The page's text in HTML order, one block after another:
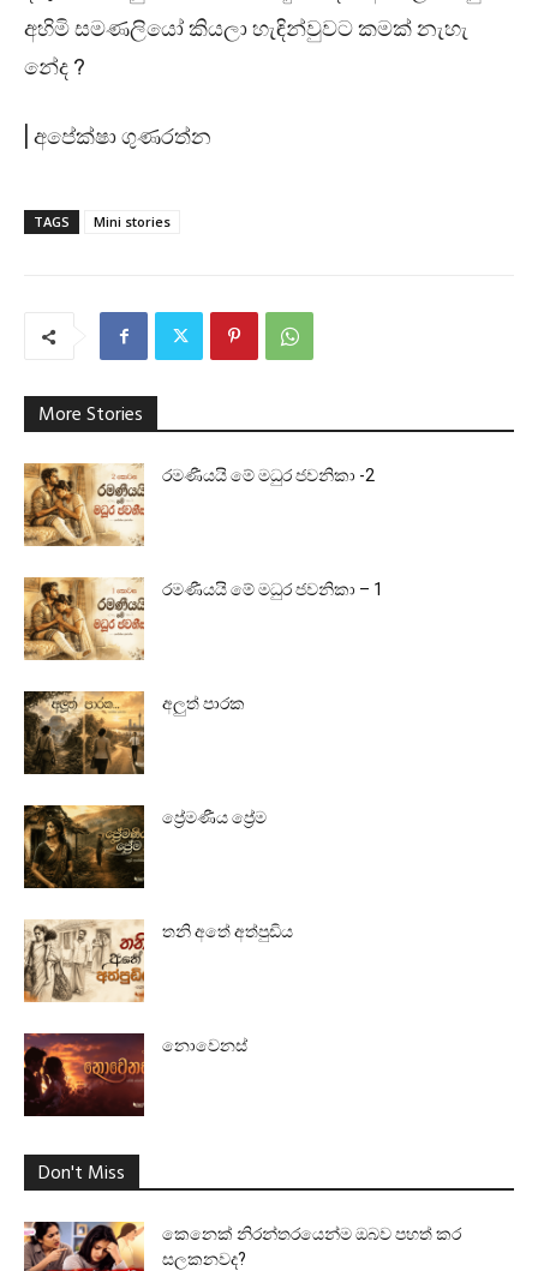
අහිමි සමණලියෝ කියලා හැඳින්වුවට කමක් නැහැ
නේද ?
| අපේක්ෂා ගුණරත්න
TAGS Mini stories
More Stories
රමණීයයි මේ මධුර ජවනිකා -2
රමණීයයි මේ මධුර ජවනිකා – 1
අලුත් පාරක
ප්‍රේමණීය ප්‍රේම
තනි අතේ අත්පුඩිය
නොවෙනස්
Don't Miss
කෙනෙක් නිරන්තරයෙන්ම ඔබව පහත් කර
සලකනවද?